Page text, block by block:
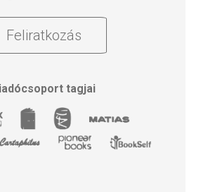
Feliratkozás
tagjai